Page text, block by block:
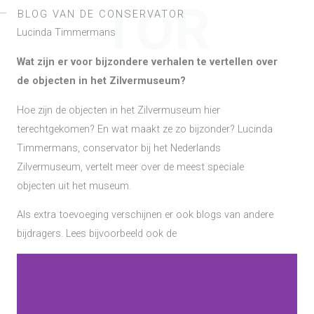
TOR
BLOG VAN DE CONSERVATOR
Lucinda Timmermans
Wat zijn er voor bijzondere verhalen te vertellen over
de objecten in het Zilvermuseum?
Hoe zijn de objecten in het Zilvermuseum hier
terechtgekomen? En wat maakt ze zo bijzonder? Lucinda
Timmermans, conservator bij het Nederlands
Zilvermuseum, vertelt meer over de meest speciale
objecten uit het museum.
Als extra toevoeging verschijnen er ook blogs van andere
bijdragers. Lees bijvoorbeeld ook de